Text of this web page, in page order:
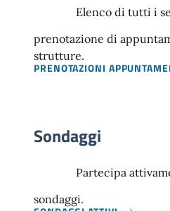
Elenco di tutti i
prenotazione di
strutture.
PRENOTAZIONI
Sondaggi
Partecipa
sondaggi.